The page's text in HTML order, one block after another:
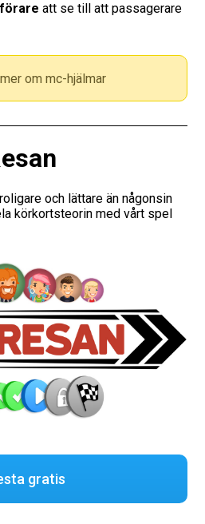
att se till att passagerare
om mc-hjälmar
och lättare än någonsin
körkortsteorin med vårt spel
gratis